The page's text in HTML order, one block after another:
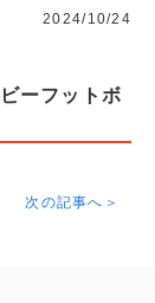
2024/10/24
ーフットボ
次の記事へ＞